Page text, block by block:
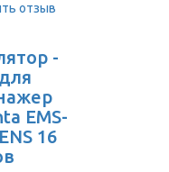
отзыв
-
EMS-
16